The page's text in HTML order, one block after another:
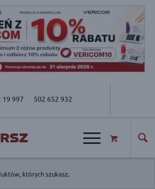
19 997 502 652 932
których szukasz.